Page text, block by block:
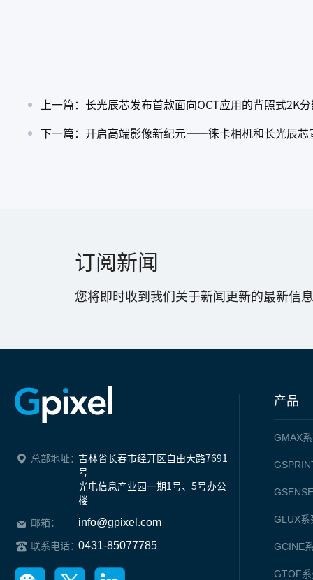
上一篇：长光辰芯发布首款面向OCT应用的背照式2K
下一篇：开启高端影像新纪元——徕卡相机和长光辰芯
订阅新闻
您将即时收到我们关于新闻更新的最新信息
总部地址：吉林省长春市经开区自由大路7691
号
光电信息产业园一期1号、5号办公
楼
邮箱： info@gpixel.com
联系电话：0431-85077785
产品
GMAX
GLUX系
GCINE
GTOF